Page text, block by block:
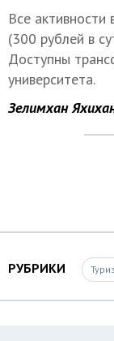
Все
(300 рублей в
Доступны
университета.
Зелимхан
РУБРИКИ